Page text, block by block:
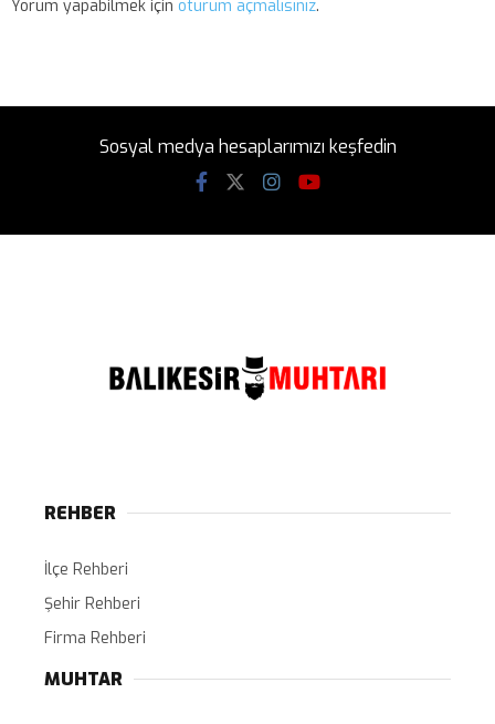
Yorum yapabilmek için oturum açmalısınız.
Sosyal medya hesaplarımızı keşfedin
REHBER
İlçe Rehberi
Şehir Rehberi
Firma Rehberi
MUHTAR